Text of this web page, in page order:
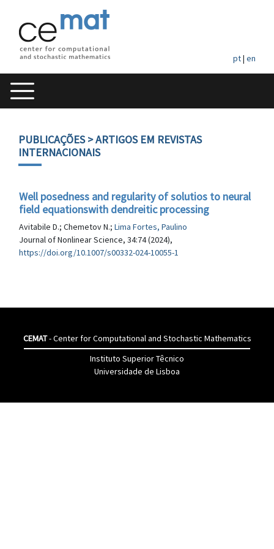
pt| en
PUBLICAÇÕES> ARTIGOS EM REVISTAS
INTERNACIONAIS
Well posedness and regularity of solutios to neural
field equationswith dendreitic processing
Avitabile D.; Chemetov N.; Lima Fortes, Paulino
Journal of Nonlinear Science, 34:74 (2024),
https://doi.org/10.1007/s00332-024-10055-1
CEMAT- Center for Computational and Stochastic Mathematics
Instituto Superior Têcnico
Universidade de Lisboa